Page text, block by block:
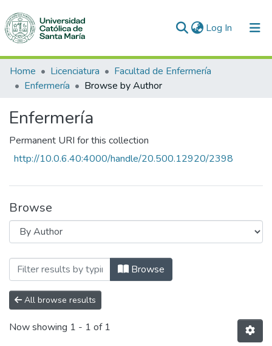
Log In (current)
Communities & Collections
All of DSpace
Home Licenciatura
Facultad de Enfermería
Enfermería
Browse by Author
Enfermería
Permanent URI for this collection
http://10.0.6.40:4000/handle/20.500.12920/2398
Browse
Browsing Enfermería by Author "Apaza
Browse
All browse results
Now showing 1 - 1 of 1